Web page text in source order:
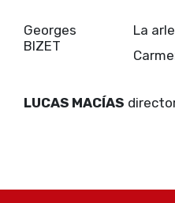
Georges
BIZET
La
LUCAS MACÍAS